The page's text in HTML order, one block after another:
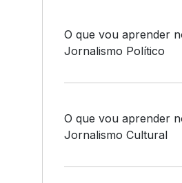
O que vou aprender
Jornalismo Político
O que vou aprender
Jornalismo Cultural